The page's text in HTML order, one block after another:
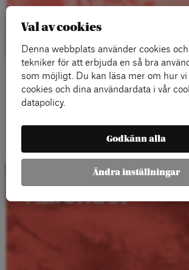
Läs mer
Kalender
Val av cookies
Denna webbplats använder cookies
tekniker för att erbjuda en så bra
som möjligt. Du kan läsa mer om hur vi
cookies och dina användardata i vår
datapolicy.
Godkänn alla
Ändra inställningar